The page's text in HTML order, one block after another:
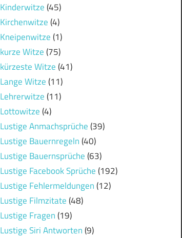
Kinderwitze(45)
Kirchenwitze(4)
Kneipenwitze(1)
kurze Witze(75)
kürzeste Witze(41)
Lange Witze(11)
Lehrerwitze(11)
Lottowitze(4)
Lustige Anmachsprüche(39)
Lustige Bauernregeln(40)
Lustige Bauernsprüche(63)
Lustige Facebook Sprüche(192)
Lustige Fehlermeldungen(12)
Lustige Filmzitate(48)
Lustige Fragen(19)
Lustige Siri Antworten(9)